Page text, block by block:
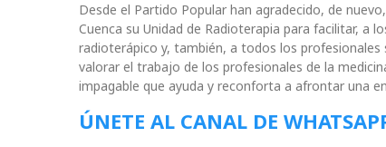
Desde el Partido Popular han agradecido, de
Cuenca su Unidad de Radioterapia para facilitar, a
radioterápico y, también, a todos los
valorar el trabajo de los profesionales de la
impagable que ayuda y reconforta a afrontar una
ÚNETE AL CANAL DE